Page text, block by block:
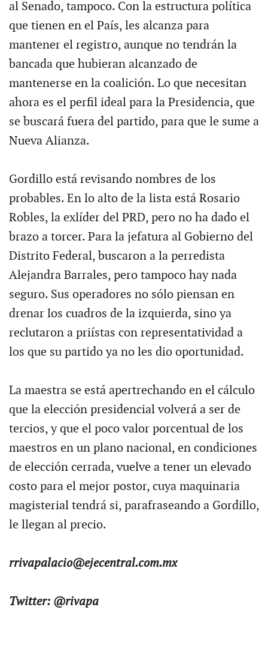
al Senado, tampoco. Con la estructura política
que tienen en el País, les alcanza para
mantener el registro, aunque no tendrán la
bancada que hubieran alcanzado de
mantenerse en la coalición. Lo que necesitan
ahora es el perfil ideal para la Presidencia, que
se buscará fuera del partido, para que le sume a
Nueva Alianza.
Gordillo está revisando nombres de los
probables. En lo alto de la lista está Rosario
Robles, la exlíder del PRD, pero no ha dado el
brazo a torcer. Para la jefatura al Gobierno del
Distrito Federal, buscaron a la perredista
Alejandra Barrales, pero tampoco hay nada
seguro. Sus operadores no sólo piensan en
drenar los cuadros de la izquierda, sino ya
reclutaron a priístas con representatividad a
los que su partido ya no les dio oportunidad.
La maestra se está apertrechando en el cálculo
que la elección presidencial volverá a ser de
tercios, y que el poco valor porcentual de los
maestros en un plano nacional, en condiciones
de elección cerrada, vuelve a tener un elevado
costo para el mejor postor, cuya maquinaria
magisterial tendrá si, parafraseando a Gordillo,
le llegan al precio.
rrivapalacio@ejecentral.com.mx
Twitter: @rivapa